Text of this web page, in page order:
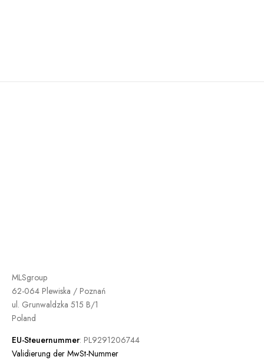
MLSgroup
62-064 Plewiska / Poznań
ul. Grunwaldzka 515 B/1
Poland
EU-Steuernummer: PL9291206744
Validierung der MwSt-Nummer